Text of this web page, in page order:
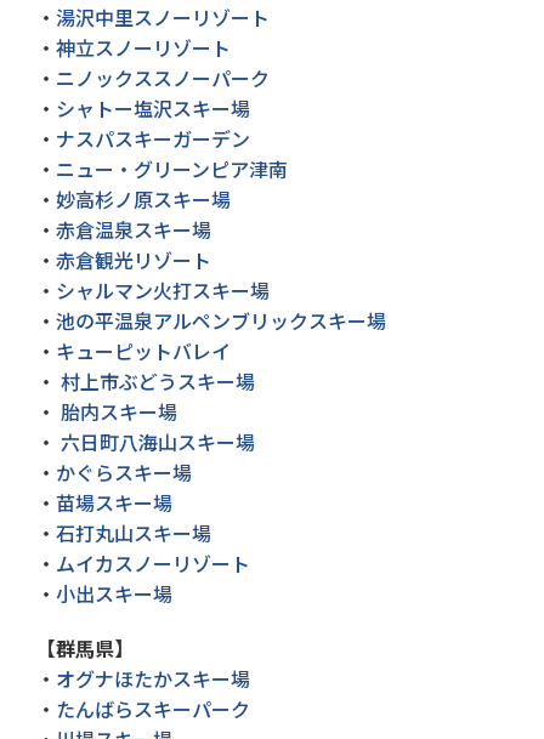
・ 湯沢中里スノーリゾート
・ 神立スノーリゾート
・ ニノックススノーパーク
・ シャトー塩沢スキー場
・ ナスパスキーガーデン
・ ニュー・グリーンピア津南
・ 妙高杉ノ原スキー場
・ 赤倉温泉スキー場
・ 赤倉観光リゾート
・ シャルマン火打スキー場
・ 池の平温泉アルペンブリックスキー場
・ キューピットバレイ
・ 村上市ぶどうスキー場
・ 胎内スキー場
・ 六日町八海山スキー場
・ かぐらスキー場
・ 苗場スキー場
・ 石打丸山スキー場
・ ムイカスノーリゾート
・ 小出スキー場
【群馬県】
・ オグナほたかスキー場
・ たんばらスキーパーク